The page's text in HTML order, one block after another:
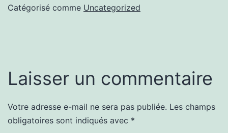
Catégorisé comme Uncategorized
Laisser un commentaire
Votre adresse e-mail ne sera pas publiée. Les champs
obligatoires sont indiqués avec *